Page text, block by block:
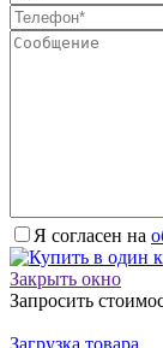
Я согласен на
Закрыть окно
Запросить
Загрузка товара